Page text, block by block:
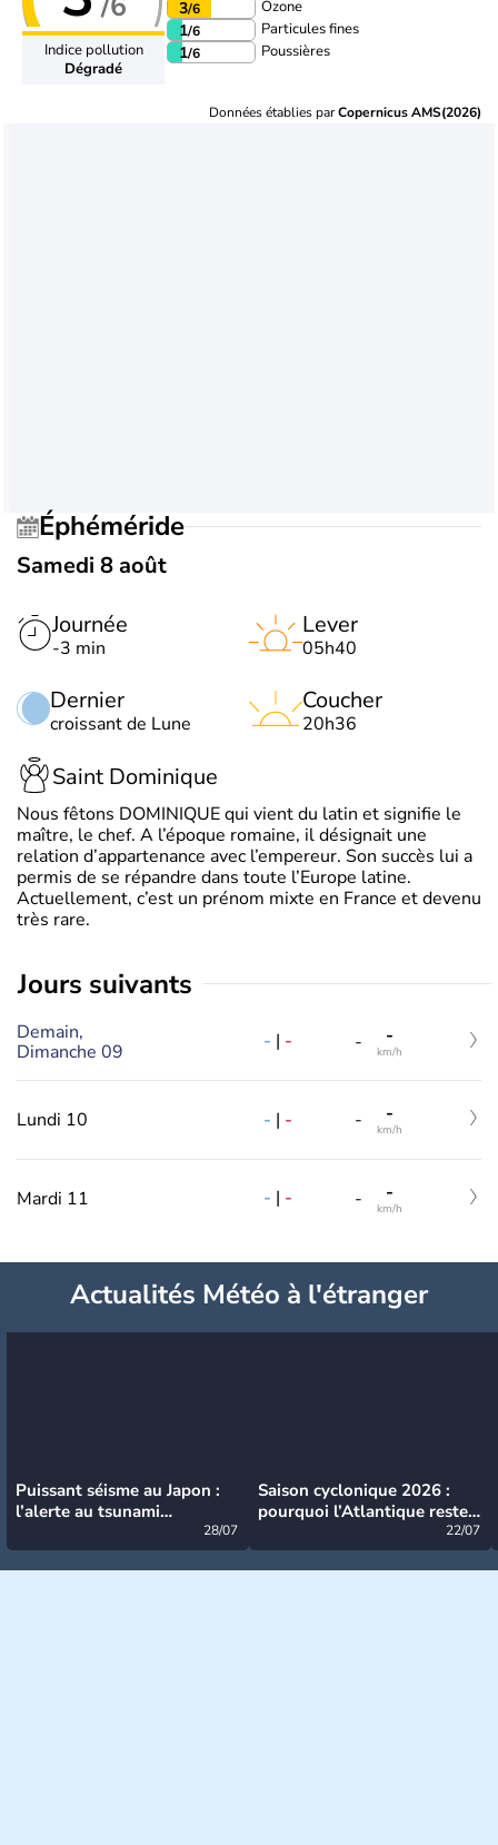
Indice pollution
Dégradé
3/6 Ozone
1/6 Particules fines
1/6 Poussières
Données établies parCopernicus AMS(2026)
Éphéméride
Samedi 8 août
Journée
-3 min
Dernier
croissant de Lune
Lever
05h40
Coucher
20h36
Saint Dominique
Nous fêtons DOMINIQUE qui vient du latin et signifie le
maître, le chef. A l’époque romaine, il désignait une
relation d’appartenance avec l’empereur. Son succès lui a
permis de se répandre dans toute l’Europe latine.
Actuellement, c’est un prénom mixte en France et devenu
très rare.
jours suivants
Demain,
Dimanche 09
- | - - -
km/h
Lundi 10 - | - - -
km/h
Mardi 11 - | - - -
km/h
Actualités Météo à l'étranger
Puissant séisme au Japon :
l’alerte au tsunami
28/07
Saison cyclonique 2026 :
pourquoi l’Atlantique reste
22/07